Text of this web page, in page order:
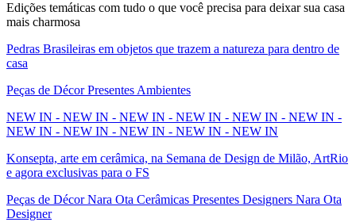
Edições temáticas com tudo o que você precisa para deixar sua casa
mais charmosa
Pedras Brasileiras em objetos que trazem a natureza para dentro de
casa
Peças de Décor Presentes Ambientes
NEW IN - NEW IN - NEW IN - NEW IN - NEW IN - NEW IN -
NEW IN - NEW IN - NEW IN - NEW IN - NEW IN
Konsepta, arte em cerâmica, na Semana de Design de Milão, ArtRio
e agora exclusivas para o FS
Peças de Décor Nara Ota Cerâmicas Presentes Designers Nara Ota
Designer